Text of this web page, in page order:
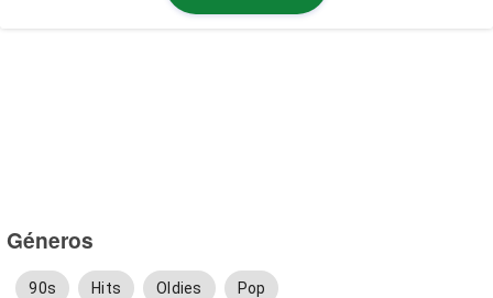
Géneros
90s Hits Oldies Pop